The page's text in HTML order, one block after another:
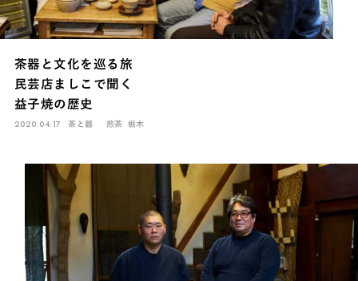
茶器と文化を巡る旅
民芸店ましこで聞く
益子焼の歴史
2020.04.17 茶と器 煎茶 栃木